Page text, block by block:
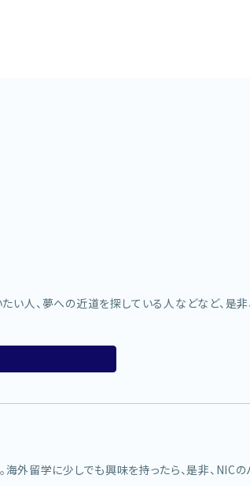
人、夢への近道を探している人などなど、是
留学に少しでも興味を持ったら、是非、NICの